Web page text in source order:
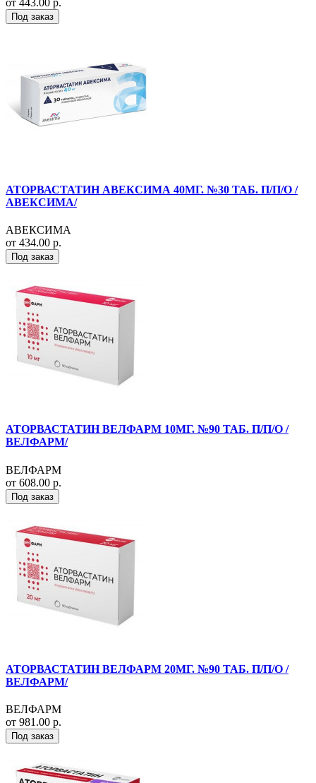
от 443.00 р.
Под заказ
АТОРВАСТАТИН АВЕКСИМА 40МГ. №30 ТАБ. П/П/О /
АВЕКСИМА/
АВЕКСИМА
от 434.00 р.
Под заказ
АТОРВАСТАТИН ВЕЛФАРМ 10МГ. №90 ТАБ. П/П/О /
ВЕЛФАРМ/
ВЕЛФАРМ
от 608.00 р.
Под заказ
АТОРВАСТАТИН ВЕЛФАРМ 20МГ. №90 ТАБ. П/П/О /
ВЕЛФАРМ/
ВЕЛФАРМ
от 981.00 р.
Под заказ